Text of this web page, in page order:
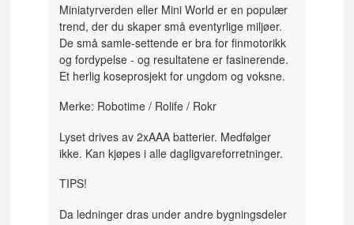
Miniatyrverden eller Mini World er en populær
trend, der du skaper små eventyrlige miljøer.
De små samle-settende er bra for finmotorikk
og fordypelse - og resultatene er fasinerende.
Et herlig koseprosjekt for ungdom og voksne.
Merke: Robotime / Rolife / Rokr
Lyset drives av 2xAAA batterier. Medfølger
ikke. Kan kjøpes i alle dagligvareforretninger.
TIPS!
Da ledninger dras under andre bygningsdeler